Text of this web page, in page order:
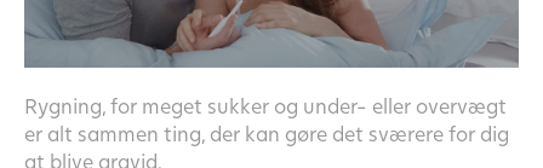
Rygning, for meget sukker og under- eller overvægt
er alt sammen ting, der kan gøre det sværere for dig
at blive gravid.